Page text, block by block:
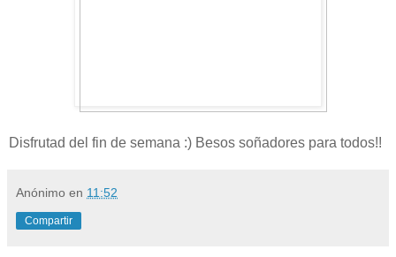
Disfrutad del fin de semana :) Besos soñadores para todos!!
Anónimo en 11:52
Compartir